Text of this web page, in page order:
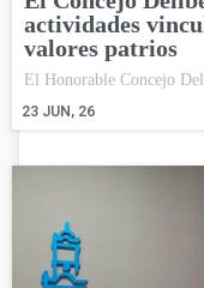
actividades
valores patrios
23 JUN, 26
El Honorable Concejo